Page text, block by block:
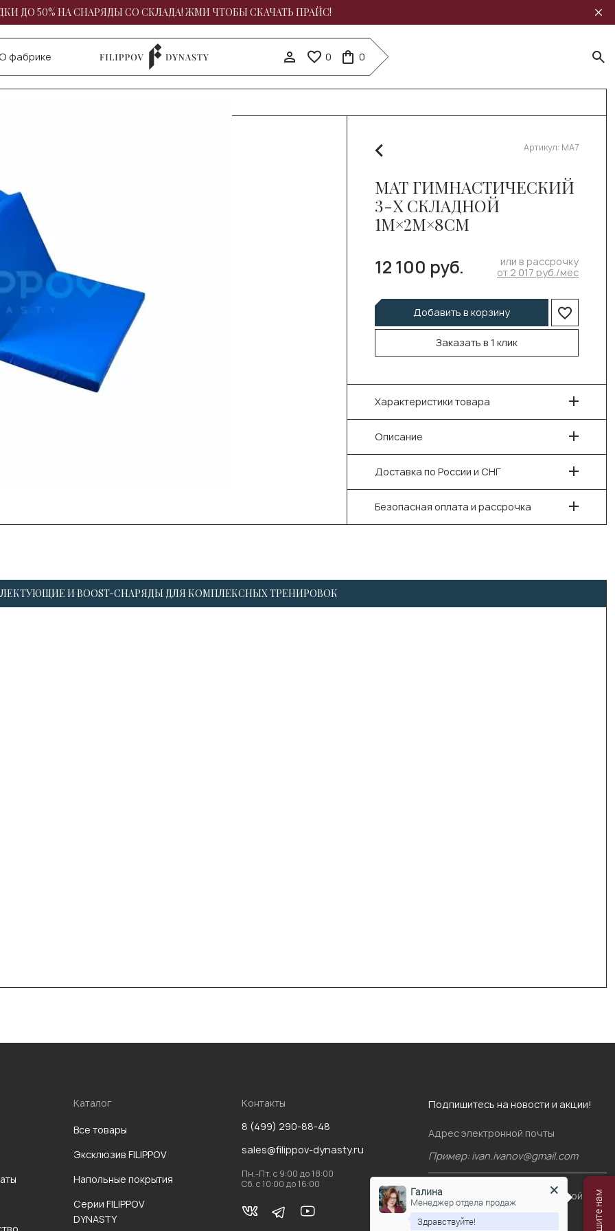
ДО 50% НА СНАРЯДЫ СО СКЛАДА! ЖМИ ЧТОБЫ СКАЧАТЬ ПРАЙС!
фабрике 0 0
Артикул: МА7
МАТ ГИМНАСТИЧЕСКИЙ
3-Х СКЛАДНОЙ
1М×2М×8СМ
12 100 руб.
или в рассрочку
от 2 017 руб./мес
Добавить в корзину
Заказать в 1 клик
Характеристики товара
Описание
Доставка по России и СНГ
Безопасная оплата и рассрочка
И BOOST-СНАРЯДЫ ДЛЯ КОМПЛЕКСНЫХ ТРЕНИРОВОК
Каталог
Все товары
Эксклюзив FILIPPOV
Напольные покрытия
Серии FILIPPOV
DYNASTY
Контакты
8 (499) 290-88-48
sales@filippov-dynasty.ru
Пн.-Пт. с 9:00 до 18:00
Сб. с 10:00 до 16:00
Подпишитесь на новости и акции!
Адрес электронной почты
с политикой
конфиденциальности
Галина
Менеджер отдела продаж
Здравствуйте!